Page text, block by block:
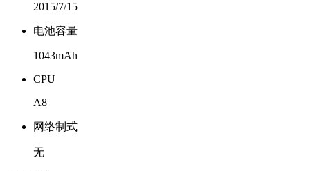
2015/7/15
电池容量
1043mAh
CPU
A8
网络制式
无